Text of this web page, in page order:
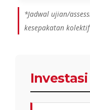
*Jadwal ujian/
kesepakatan